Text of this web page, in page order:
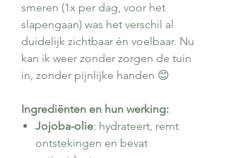
smeren (1x per dag, voor het
slapengaan) was het verschil al
duidelijk zichtbaar én voelbaar. Nu
kan ik weer zonder zorgen de tuin
in, zonder pijnlijke handen 😊
Ingrediënten en hun werking:
Jojoba-olie: hydrateert, remt
ontstekingen en bevat